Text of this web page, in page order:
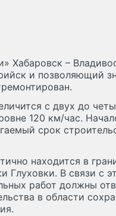
Хабаровск –
и позволяющий
с двух до
120 км/час.
срок
находится в
Глуховки. В связи с
работ должны
в области